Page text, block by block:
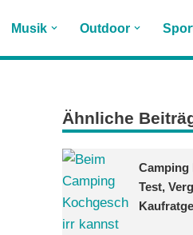
Musik Outdoor
Ähnliche
Camping
Test,